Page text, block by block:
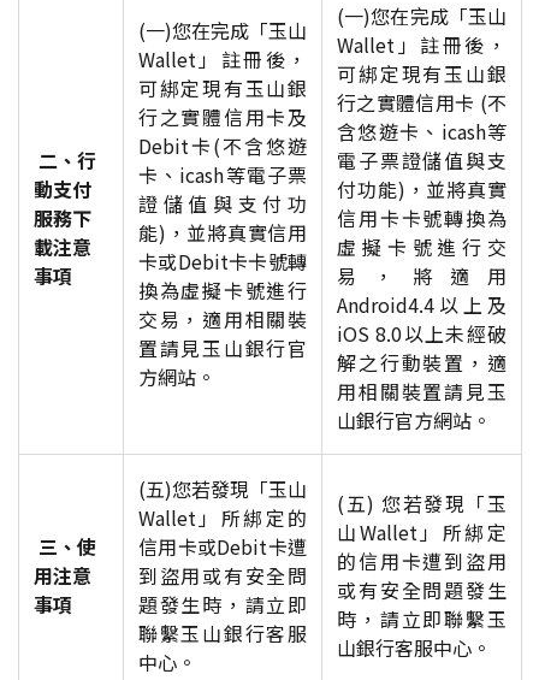
二、行
動支付
服務下
載注意
事項
(一)您在完成「玉山
Wallet」註冊後，
可綁定現有玉山銀
行之實體信用卡及
Debit卡(不含悠遊
卡、icash等電子票
證儲值與支付功
能)，並將真實信用
卡或Debit卡卡號轉
換為虛擬卡號進行
交易，適用相關裝
置請見玉山銀行官
方網站。
(一)您在完成「玉山
Wallet」註冊後，
可綁定現有玉山銀
行之實體信用卡 (不
含悠遊卡、icash等
電子票證儲值與支
付功能)，並將真實
信用卡卡號轉換為
虛擬卡號進行交
易，將適用
Android4.4以上及
iOS 8.0以上未經破
解之行動裝置，適
用相關裝置請見玉
山銀行官方網站。
三、使
用注意
事項
(五)您若發現「玉山
Wallet」所綁定的
信用卡或Debit卡遭
到盜用或有安全問
題發生時，請立即
聯繫玉山銀行客服
中心。
(五) 您若發現「玉
山Wallet」所綁定
的信用卡遭到盜用
或有安全問題發生
時，請立即聯繫玉
山銀行客服中心。